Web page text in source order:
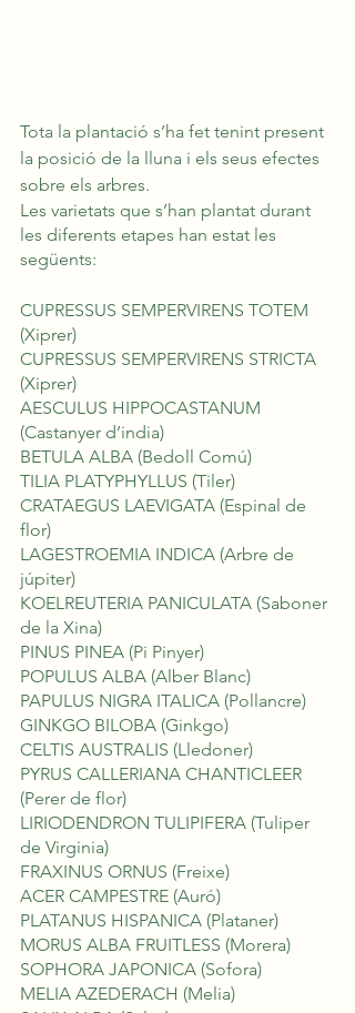
Tota la plantació s’ha fet tenint present
la posició de la lluna i els seus efectes
sobre els arbres.
Les varietats que s’han plantat durant
les diferents etapes han estat les
següents:
CUPRESSUS SEMPERVIRENS TOTEM
(Xiprer)
CUPRESSUS SEMPERVIRENS STRICTA
(Xiprer)
AESCULUS HIPPOCASTANUM
(Castanyer d’india)
BETULA ALBA (Bedoll Comú)
TILIA PLATYPHYLLUS (Tiler)
CRATAEGUS LAEVIGATA (Espinal de
flor)
LAGESTROEMIA INDICA (Arbre de
júpiter)
KOELREUTERIA PANICULATA (Saboner
de la Xina)
PINUS PINEA (Pi Pinyer)
POPULUS ALBA (Alber Blanc)
PAPULUS NIGRA ITALICA (Pollancre)
GINKGO BILOBA (Ginkgo)
CELTIS AUSTRALIS (Lledoner)
PYRUS CALLERIANA CHANTICLEER
(Perer de flor)
LIRIODENDRON TULIPIFERA (Tuliper
de Virginia)
FRAXINUS ORNUS (Freixe)
ACER CAMPESTRE (Auró)
PLATANUS HISPANICA (Plataner)
MORUS ALBA FRUITLESS (Morera)
SOPHORA JAPONICA (Sofora)
MELIA AZEDERACH (Melia)